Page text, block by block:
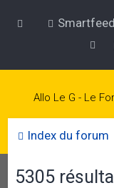
Smartfeed
Allo Le G - Le
Index du forum
5305